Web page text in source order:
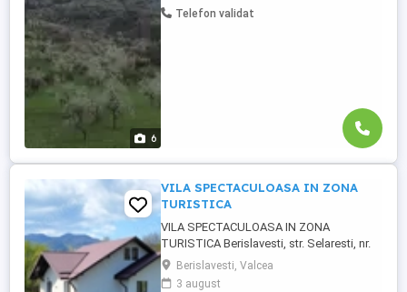
6
Telefon validat
VILA SPECTACULOASA IN ZONA
TURISTICA
VILA SPECTACULOASA IN ZONA
TURISTICA Berislavesti, str. Selaresti, nr.
14, jud. Valcea 229.000 Euro FARA
COMISION LA CUMPARATORI In mijlocul
Berislavesti, Valcea
3 august